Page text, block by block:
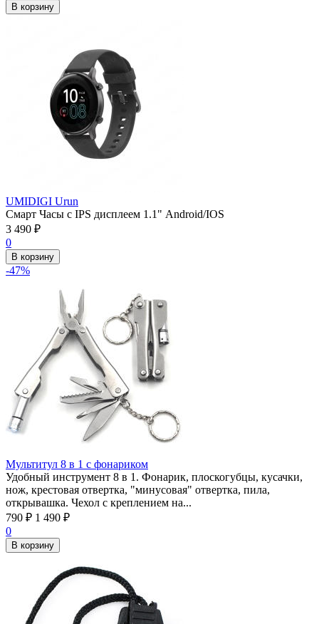
В корзину
UMIDIGI Urun
Смарт Часы с IPS дисплеем 1.1" Android/IOS
3 490 ₽
0
В корзину
-47%
Мультитул 8 в 1 с фонариком
Удобный инструмент 8 в 1. Фонарик, плоскогубцы, кусачки,
нож, крестовая отвертка, "минусовая" отвертка, пила,
открывашка. Чехол с креплением на...
790 ₽ 1 490 ₽
0
В корзину